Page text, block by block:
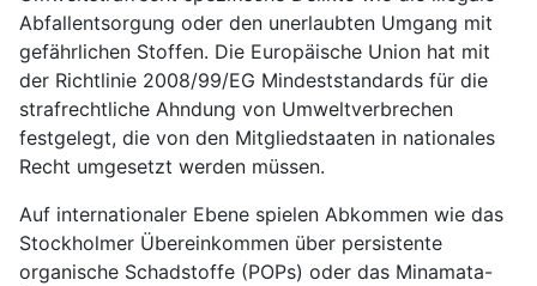
Abfallentsorgung oder den unerlaubten Umgang mit
gefährlichen Stoffen. Die Europäische Union hat mit
der Richtlinie 2008/99/EG Mindeststandards für die
strafrechtliche Ahndung von Umweltverbrechen
festgelegt, die von den Mitgliedstaaten in nationales
Recht umgesetzt werden müssen.
Auf internationaler Ebene spielen Abkommen wie das
Stockholmer Übereinkommen über persistente
organische Schadstoffe (POPs) oder das Minamata-